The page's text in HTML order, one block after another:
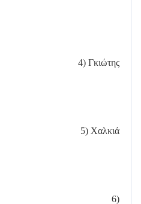
4) Γκιώτης
5) Χαλκιά
6)